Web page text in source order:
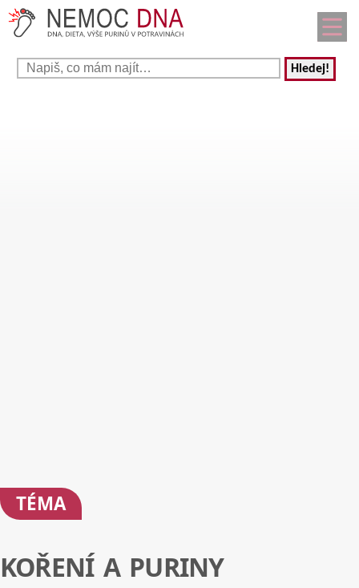
Hledej!
TÉMA
KOŘENÍ A PURINY